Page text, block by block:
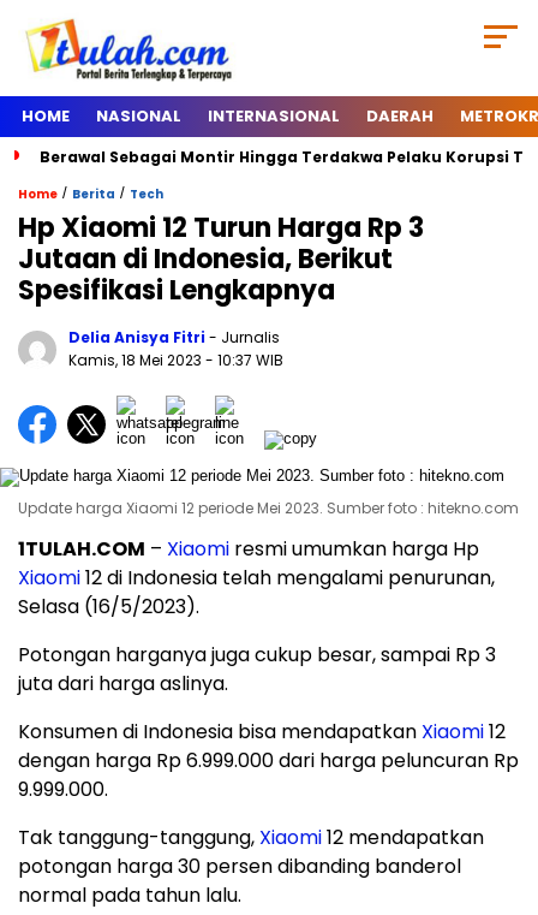
HOME NASIONAL INTERNASIONAL DAERAH
Berawal Sebagai Montir Hingga Terdakwa Pelaku Korupsi
Home / Berita / Tech
Hp Xiaomi 12 Turun Harga Rp 3
Jutaan di Indonesia, Berikut
Spesifikasi Lengkapnya
Delia Anisya Fitri- Jurnalis
Kamis, 18 Mei 2023 - 10:37 WIB
Update harga Xiaomi 12 periode Mei 2023. Sumber foto : hitekno.com
1TULAH.COM – Xiaomi resmi umumkan harga Hp
Xiaomi12 di Indonesia telah mengalami penurunan,
Selasa (16/5/2023).
Potongan harganya juga cukup besar, sampai Rp 3
juta dari harga aslinya.
Konsumen di Indonesia bisa mendapatkan Xiaomi12
dengan harga Rp 6.999.000 dari harga peluncuran Rp
9.999.000.
Tak tanggung-tanggung, Xiaomi12 mendapatkan
potongan harga 30 persen dibanding banderol
normal pada tahun lalu.